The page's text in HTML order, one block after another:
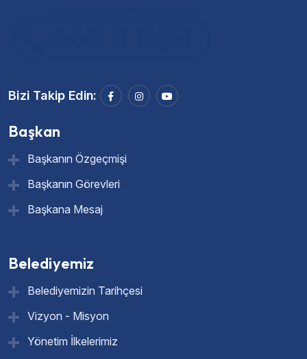
Bizi Takip Edin:
Başkan
Başkanın Özgeçmişi
Başkanın Görevleri
Başkana Mesaj
Belediyemiz
Belediyemizin Tarihçesi
Vizyon - Misyon
Yönetim İlkelerimiz